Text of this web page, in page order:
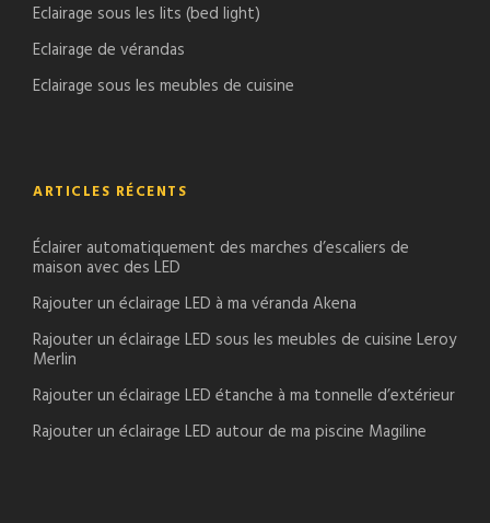
Eclairage sous les lits (bed light)
Eclairage de vérandas
Eclairage sous les meubles de cuisine
ARTICLES RÉCENTS
Éclairer automatiquement des marches d’escaliers de
maison avec des LED
Rajouter un éclairage LED à ma véranda Akena
Rajouter un éclairage LED sous les meubles de cuisine Leroy
Merlin
Rajouter un éclairage LED étanche à ma tonnelle d’extérieur
Rajouter un éclairage LED autour de ma piscine Magiline